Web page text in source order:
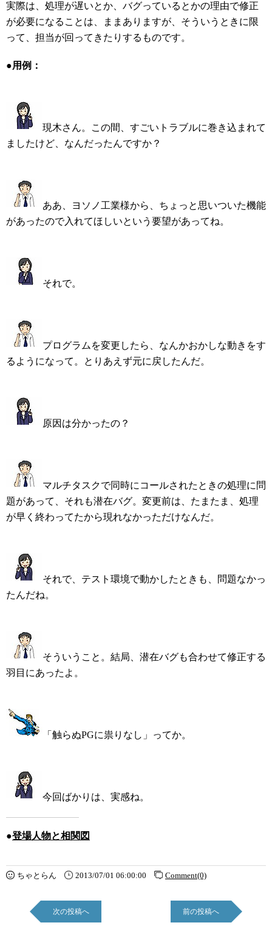
実際は、処理が遅いとか、バグっているとかの理由で修正
が必要になることは、ままありますが、そういうときに限
って、担当が回ってきたりするものです。
●用例：
現木さん。この間、すごいトラブルに巻き込まれて
ましたけど、なんだったんですか？
ああ、ヨソノ工業様から、ちょっと思いついた機能
があったので入れてほしいという要望があってね。
それで。
プログラムを変更したら、なんかおかしな動きをす
るようになって。とりあえず元に戻したんだ。
原因は分かったの？
マルチタスクで同時にコールされたときの処理に問
題があって、それも潜在バグ。変更前は、たまたま、処理
が早く終わってたから現れなかっただけなんだ。
それで、テスト環境で動かしたときも、問題なかっ
たんだね。
そういうこと。結局、潜在バグも合わせて修正する
羽目にあったよ。
「触らぬPGに祟りなし」ってか。
今回ばかりは、実感ね。
●登場人物と相関図
ちゃとらん 2013/07/01 06:00:00 Comment(0)
次の投稿へ 前の投稿へ